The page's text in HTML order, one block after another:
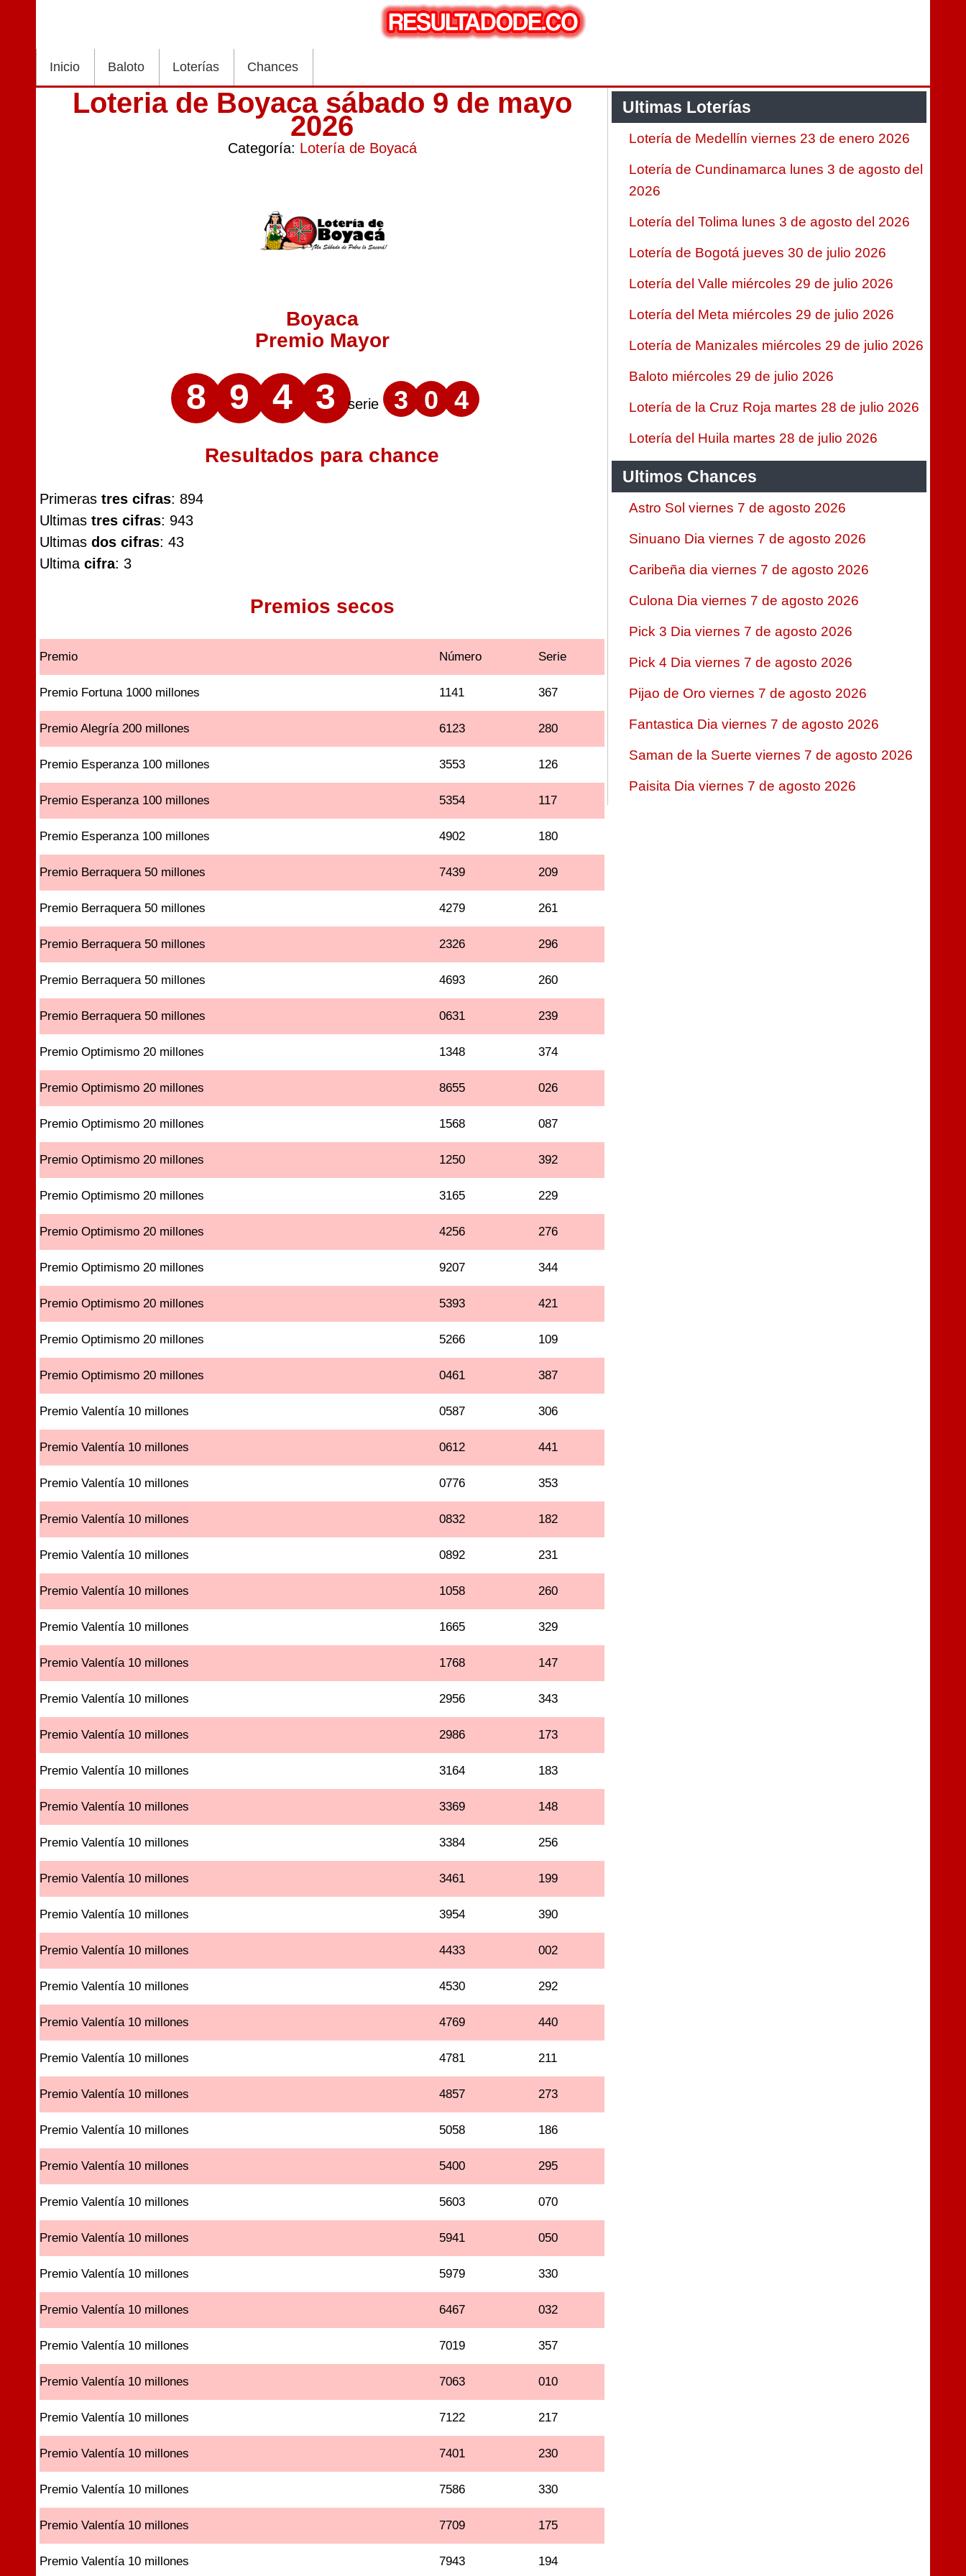
Inicio Baloto Loterías Chances
Loteria de Boyaca sábado 9 de mayo
2026
Categoría: Lotería de Boyacá
Boyaca
Premio Mayor
8 9 4 3 serie 3 0 4
Resultados para chance
Primeras tres cifras: 894
Ultimas tres cifras: 943
Ultimas dos cifras: 43
Ultima cifra: 3
Premios secos
Premio Número Serie
Premio Fortuna 1000 millones 1141 367
Premio Alegría 200 millones 6123 280
Premio Esperanza 100 millones 3553 126
Premio Esperanza 100 millones 5354 117
Premio Esperanza 100 millones 4902 180
Premio Berraquera 50 millones 7439 209
Premio Berraquera 50 millones 4279 261
Premio Berraquera 50 millones 2326 296
Premio Berraquera 50 millones 4693 260
Premio Berraquera 50 millones 0631 239
Premio Optimismo 20 millones 1348 374
Premio Optimismo 20 millones 8655 026
Premio Optimismo 20 millones 1568 087
Premio Optimismo 20 millones 1250 392
Premio Optimismo 20 millones 3165 229
Premio Optimismo 20 millones 4256 276
Premio Optimismo 20 millones 9207 344
Premio Optimismo 20 millones 5393 421
Premio Optimismo 20 millones 5266 109
Premio Optimismo 20 millones 0461 387
Premio Valentía 10 millones 0587 306
Premio Valentía 10 millones 0612 441
Premio Valentía 10 millones 0776 353
Premio Valentía 10 millones 0832 182
Premio Valentía 10 millones 0892 231
Premio Valentía 10 millones 1058 260
Premio Valentía 10 millones 1665 329
Premio Valentía 10 millones 1768 147
Premio Valentía 10 millones 2956 343
Premio Valentía 10 millones 2986 173
Premio Valentía 10 millones 3164 183
Premio Valentía 10 millones 3369 148
Premio Valentía 10 millones 3384 256
Premio Valentía 10 millones 3461 199
Premio Valentía 10 millones 3954 390
Premio Valentía 10 millones 4433 002
Premio Valentía 10 millones 4530 292
Premio Valentía 10 millones 4769 440
Premio Valentía 10 millones 4781 211
Premio Valentía 10 millones 4857 273
Premio Valentía 10 millones 5058 186
Premio Valentía 10 millones 5400 295
Premio Valentía 10 millones 5603 070
Premio Valentía 10 millones 5941 050
Premio Valentía 10 millones 5979 330
Premio Valentía 10 millones 6467 032
Premio Valentía 10 millones 7019 357
Premio Valentía 10 millones 7063 010
Premio Valentía 10 millones 7122 217
Premio Valentía 10 millones 7401 230
Premio Valentía 10 millones 7586 330
Premio Valentía 10 millones 7709 175
Premio Valentía 10 millones 7943 194
Ultimas Loterías
Lotería de Medellín viernes 23 de enero 2026
Lotería de Cundinamarca lunes 3 de agosto del
2026
Lotería del Tolima lunes 3 de agosto del 2026
Lotería de Bogotá jueves 30 de julio 2026
Lotería del Valle miércoles 29 de julio 2026
Lotería del Meta miércoles 29 de julio 2026
Lotería de Manizales miércoles 29 de julio 2026
Baloto miércoles 29 de julio 2026
Lotería de la Cruz Roja martes 28 de julio 2026
Lotería del Huila martes 28 de julio 2026
Ultimos Chances
Astro Sol viernes 7 de agosto 2026
Sinuano Dia viernes 7 de agosto 2026
Caribeña dia viernes 7 de agosto 2026
Culona Dia viernes 7 de agosto 2026
Pick 3 Dia viernes 7 de agosto 2026
Pick 4 Dia viernes 7 de agosto 2026
Pijao de Oro viernes 7 de agosto 2026
Fantastica Dia viernes 7 de agosto 2026
Saman de la Suerte viernes 7 de agosto 2026
Paisita Dia viernes 7 de agosto 2026